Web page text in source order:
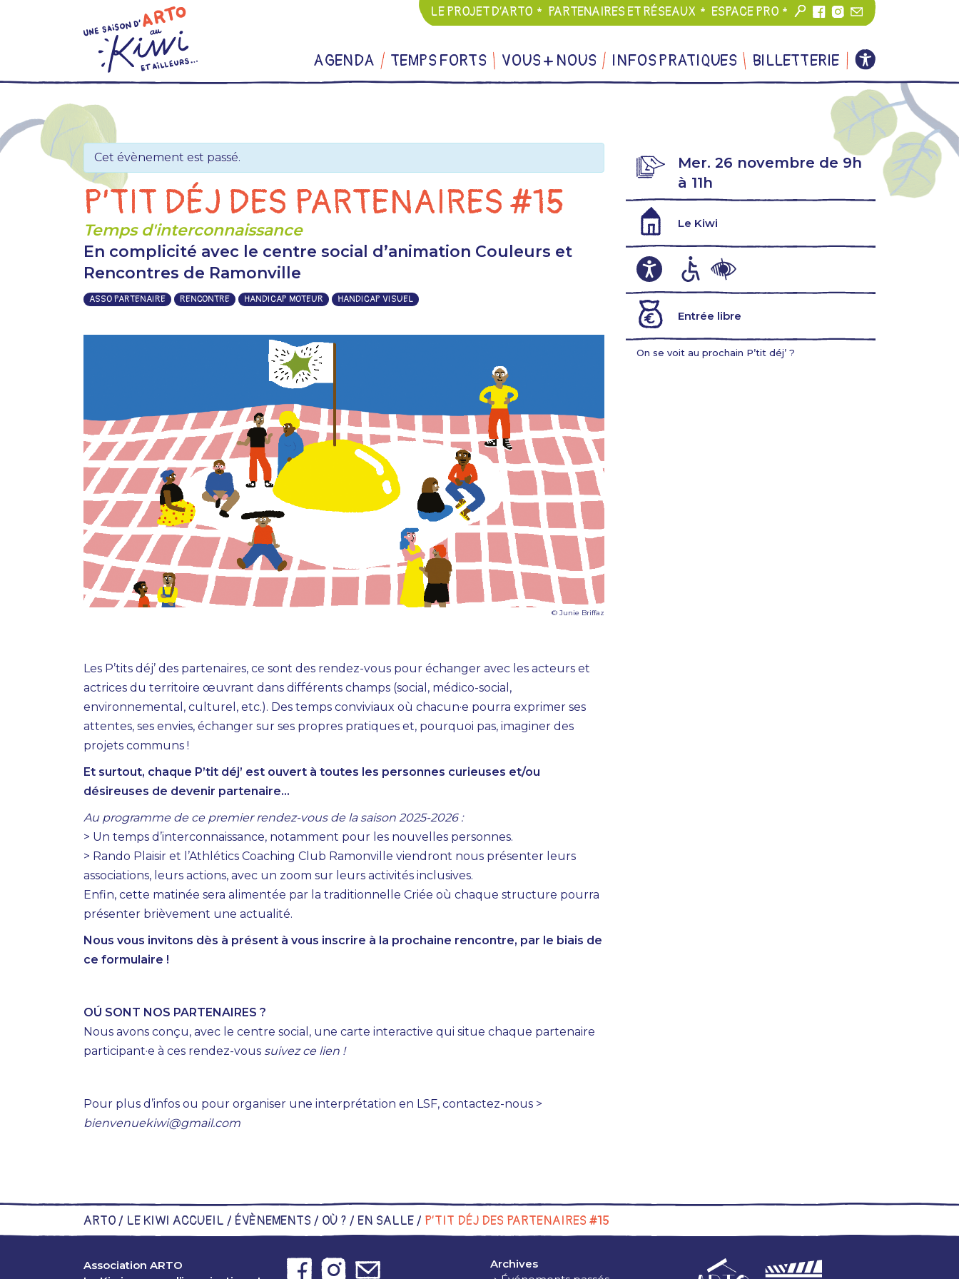
LE PROJET D’ARTO PARTENAIRES ET RÉSEAUX ESPACE PRO
AGENDA TEMPS FORTS VOUS + NOUS INFOS PRATIQUES BILLETTERIE
Cet évènement est passé.
P’TIT DÉJ DES PARTENAIRES #15
Temps d'interconnaissance
En complicité avec le centre social d’animation Couleurs et
Rencontres de Ramonville
ASSO PARTENAIRE RENCONTRE HANDICAP MOTEUR HANDICAP VISUEL
© Junie Briffaz
Les P’tits déj’ des partenaires, ce sont des rendez-vous pour échanger avec les acteurs et
actrices du territoire œuvrant dans différents champs (social, médico-social,
environnemental, culturel, etc.). Des temps conviviaux où chacun·e pourra exprimer ses
attentes, ses envies, échanger sur ses propres pratiques et, pourquoi pas, imaginer des
projets communs !
Et surtout, chaque P’tit déj’ est ouvert à toutes les personnes curieuses et/ou
désireuses de devenir partenaire…
Au programme de ce premier rendez-vous de la saison 2025-2026 :
> Un temps d’interconnaissance, notamment pour les nouvelles personnes.
> Rando Plaisir et l’Athlétics Coaching Club Ramonville viendront nous présenter leurs
associations, leurs actions, avec un zoom sur leurs activités inclusives.
Enfin, cette matinée sera alimentée par la traditionnelle Criée où chaque structure pourra
présenter brièvement une actualité.
Nous vous invitons dès à présent à vous inscrire à la prochaine rencontre, par le biais de
ce formulaire !
OÚ SONT NOS PARTENAIRES ?
Nous avons conçu, avec le centre social, une carte interactive qui situe chaque partenaire
participant·e à ces rendez-vous suivez ce lien !
Pour plus d’infos ou pour organiser une interprétation en LSF, contactez-nous >
bienvenuekiwi@gmail.com
Mer. 26 novembre de 9h
à 11h
Le Kiwi
Entrée libre
On se voit au prochain P’tit déj’ ?
ARTO / LE KIWI ACCUEIL / ÉVÈNEMENTS / OÙ ? / EN SALLE/ P’TIT DÉJ DES PARTENAIRES #15
Association ARTO
Archives